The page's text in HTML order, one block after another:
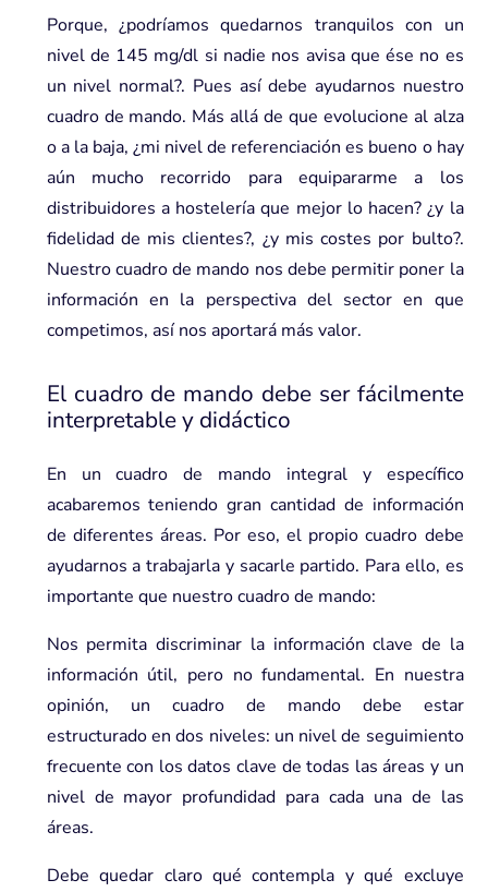
Porque, ¿podríamos quedarnos tranquilos con un
nivel de 145 mg/dl si nadie nos avisa que ése no es
un nivel normal?. Pues así debe ayudarnos nuestro
cuadro de mando. Más allá de que evolucione al alza
o a la baja, ¿mi nivel de referenciación es bueno o hay
aún mucho recorrido para equipararme a los
distribuidores a hostelería que mejor lo hacen? ¿y la
fidelidad de mis clientes?, ¿y mis costes por bulto?.
Nuestro cuadro de mando nos debe permitir poner la
información en la perspectiva del sector en que
competimos, así nos aportará más valor.
El cuadro de mando debe ser fácilmente
interpretable y didáctico
En un cuadro de mando integral y específico
acabaremos teniendo gran cantidad de información
de diferentes áreas. Por eso, el propio cuadro debe
ayudarnos a trabajarla y sacarle partido. Para ello, es
importante que nuestro cuadro de mando:
Nos permita discriminar la información clave de la
información útil, pero no fundamental. En nuestra
opinión, un cuadro de mando debe estar
estructurado en dos niveles: un nivel de seguimiento
frecuente con los datos clave de todas las áreas y un
nivel de mayor profundidad para cada una de las
áreas.
Debe quedar claro qué contempla y qué excluye